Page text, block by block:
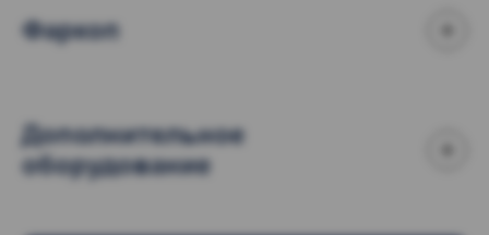
Фаркоп
Дополнительное
оборудование